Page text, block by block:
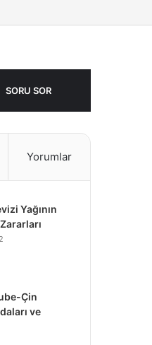
SORU SOR
Yorumlar
Yağının
Çin
ve